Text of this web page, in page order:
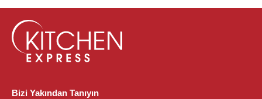
Bizi Yakından Tanıyın